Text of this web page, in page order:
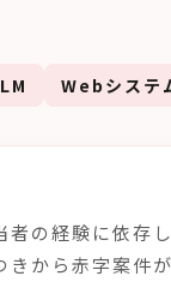
Webシステ
者の経験に依存
きから赤字案件